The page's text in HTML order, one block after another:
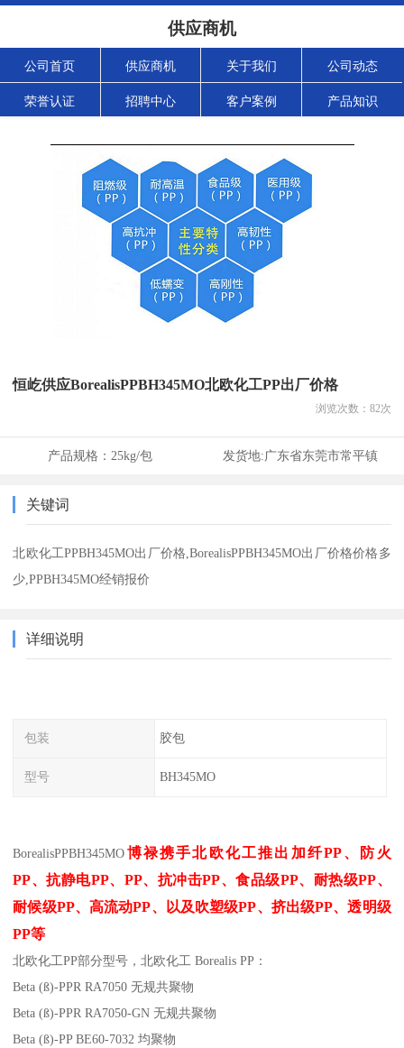
供应商机
公司首页 供应商机 关于我们 公司动态
荣誉认证 招聘中心 客户案例 产品知识
恒屹供应BorealisPPBH345MO北欧化工PP出厂价格
浏览次数： 82次
产品规格： 25kg/包 发货地:广东省东莞市常平镇
关键词
北欧化工PPBH345MO出厂价格,BorealisPPBH345MO出厂价格价格多
少,PPBH345MO经销报价
详细说明
包装 胶包
型号 BH345MO
BorealisPPBH345MO 博禄携手北欧化工推出 加纤PP、防火
PP、抗静电PP、 PP、抗冲击PP、食品级PP、耐热级PP、
耐候级PP、高流动PP、以及吹塑级PP、挤出级PP、透明级
PP等
北欧化工PP部分型号，北欧化工 Borealis PP：
Beta (ß)-PPR RA7050 无规共聚物
Beta (ß)-PPR RA7050-GN 无规共聚物
Beta (ß)-PP BE60-7032 均聚物